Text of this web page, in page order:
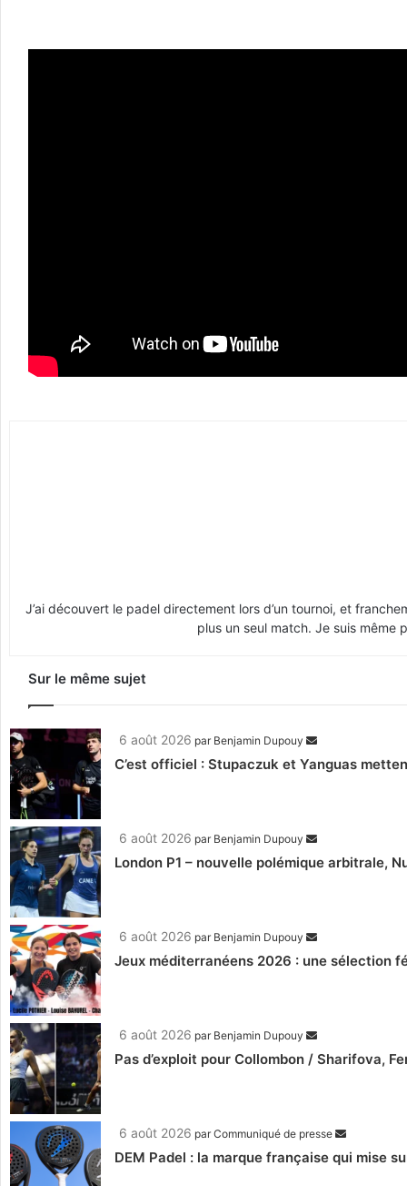
J’ai découvert le padel directement lors d’un tournoi, et
plus un seul match. Je suis même
Sur le même sujet
6 août 2026 par Benjamin Dupouy
C’est officiel : Stupaczuk et Yanguas
6 août 2026 par Benjamin Dupouy
London P1 – nouvelle polémique arbitrale,
6 août 2026 par Benjamin Dupouy
Jeux méditerranéens 2026 : une sélection
6 août 2026 par Benjamin Dupouy
Pas d’exploit pour Collombon / Sharifova,
6 août 2026 parCommuniqué de presse
DEM Padel : la marque française qui mise